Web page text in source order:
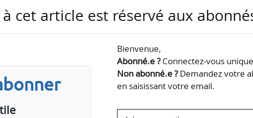
également du prêt le plus important accordé à la
aidera à accélérer la modernisation du réseau de
sources d’énergie renouvelable dont la…
à cet article est réservé aux
Bienvenue,
Abonné.e ?Connectez-vous
Non abonné.e ?Demandez votre
en saisissant votre email.